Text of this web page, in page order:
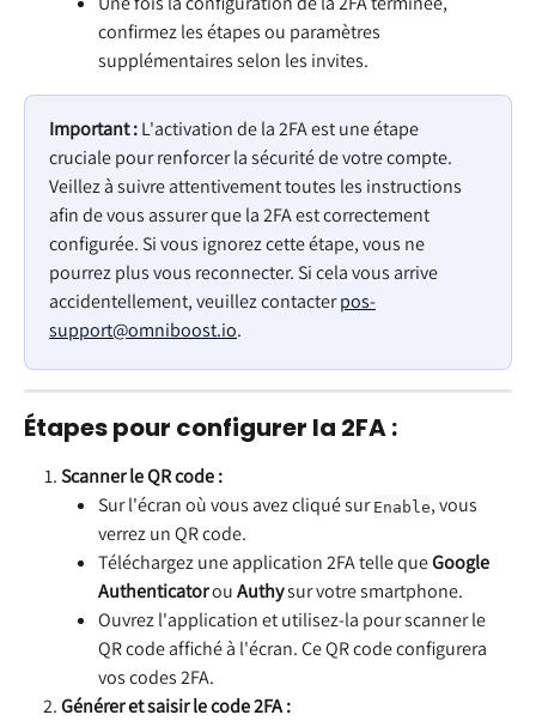
confirmez les étapes ou paramètres
supplémentaires selon les invites.
Important : L'activation de la 2FA est une étape
cruciale pour renforcer la sécurité de votre compte.
Veillez à suivre attentivement toutes les instructions
afin de vous assurer que la 2FA est correctement
configurée. Si vous ignorez cette étape, vous ne
pourrez plus vous reconnecter. Si cela vous arrive
accidentellement, veuillez contacter pos-
support@omniboost.io.
Étapes pour configurer la 2FA :
Scanner le QR code :
Sur l'écran où vous avez cliqué sur Enable, vous
verrez un QR code.
Téléchargez une application 2FA telle que Google
Authenticator ou Authy sur votre smartphone.
Ouvrez l'application et utilisez-la pour scanner le
QR code affiché à l'écran. Ce QR code configurera
vos codes 2FA.
Générer et saisir le code 2FA :